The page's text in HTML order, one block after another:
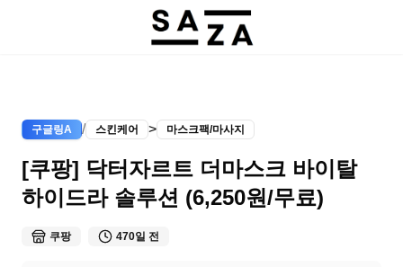
구글링A / 스킨케어 > 마스크팩/마사지
[쿠팡] 닥터자르트 더마스크 바이탈
하이드라 솔루션 (6,250원/무료)
쿠팡 470일 전